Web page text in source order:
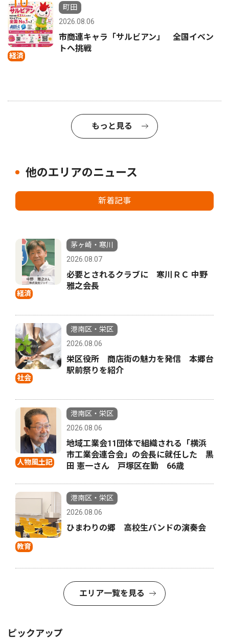
経済
町田
2026.08.06
市商連キャラ「サルビアン」 全国イベン
トへ挑戦
もっと見る
他のエリアのニュース
新着記事
経済
茅ヶ崎・寒川
2026.08.07
必要とされるクラブに 寒川ＲＣ 中野
雅之会長
社会
港南区・栄区
2026.08.06
栄区役所 商店街の魅力を発信 本郷台
駅前祭りを紹介
人物風土記
港南区・栄区
2026.08.06
地域工業会11団体で組織される「横浜
市工業会連合会」の会長に就任した 黒
田 憲一さん 戸塚区在勤 66歳
教育
港南区・栄区
2026.08.06
ひまわりの郷 高校生バンドの演奏会
エリア一覧を見る
ピックアップ